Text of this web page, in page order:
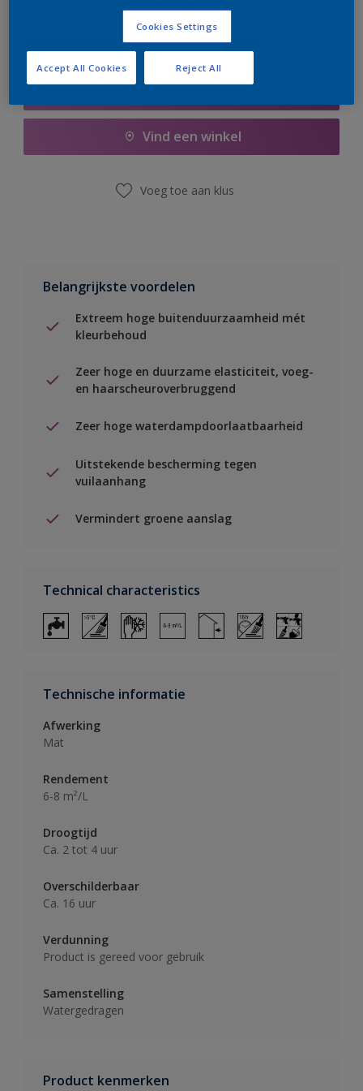
Vind een winkel
Voeg toe aan klus
Belangrijkste voordelen
Extreem hoge buitenduurzaamheid mét
kleurbehoud
Zeer hoge en duurzame elasticiteit, voeg-
en haarscheuroverbruggend
Zeer hoge waterdampdoorlaatbaarheid
Uitstekende bescherming tegen
vuilaanhang
Vermindert groene aanslag
Technical characteristics
Technische informatie
Afwerking
Mat
Rendement
6-8 m²/L
Droogtijd
Ca. 2 tot 4 uur
Overschilderbaar
Ca. 16 uur
Verdunning
Product is gereed voor gebruik
Samenstelling
Watergedragen
Product kenmerken
Cookies Settings
Reject All
Accept All Cookies